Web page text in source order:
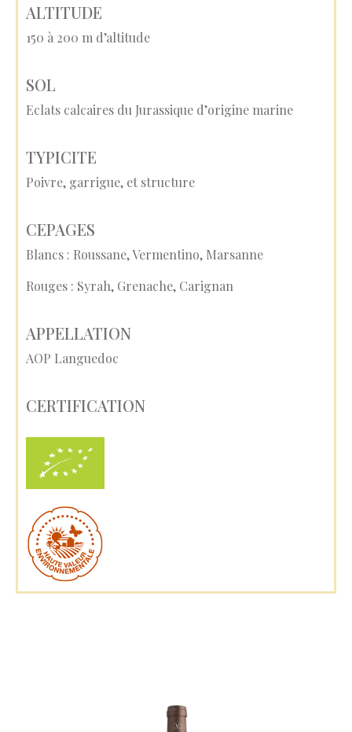
ALTITUDE
150 à 200 m d’altitude
SOL
Eclats calcaires du Jurassique d’origine marine
TYPICITE
Poivre, garrigue, et structure
CEPAGES
Blancs : Roussane, Vermentino, Marsanne
Rouges : Syrah, Grenache, Carignan
APPELLATION
AOP Languedoc
CERTIFICATION